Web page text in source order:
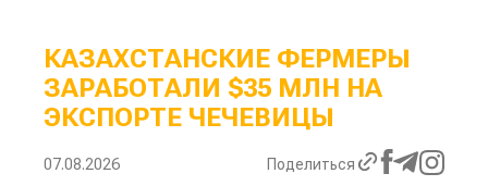
КАЗАХСТАНСКИЕ ФЕРМЕРЫ
ЗАРАБОТАЛИ $35 МЛН НА
ЭКСПОРТЕ ЧЕЧЕВИЦЫ
07.08.2026 Поделиться